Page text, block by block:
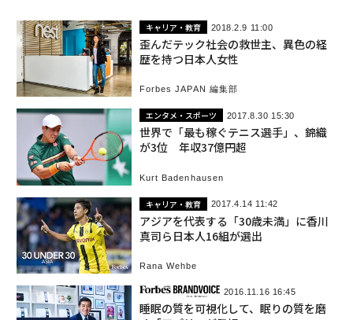
キャリア・教育 2018.2.9 11:00
歪んだテック社会の救世主、異色の経
歴を持つ日本人女性
Forbes JAPAN 編集部
エンタメ・スポーツ 2017.8.30 15:30
世界で「最も稼ぐテニス選手」、錦織
が3位 年収37億円超
Kurt Badenhausen
キャリア・教育 2017.4.14 11:42
アジアを代表する「30歳未満」に香川
真司ら日本人16組が選出
Rana Wehbe
2016.11.16 16:45
睡眠の質を可視化して、眠りの質を磨